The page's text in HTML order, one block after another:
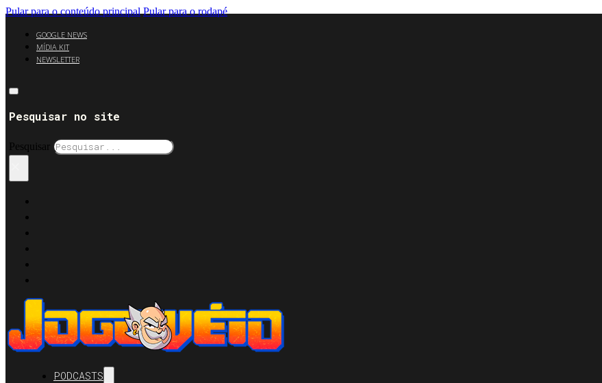
Pular para o conteúdo principal Pular para o rodapé
GOOGLE NEWS
MÍDIA KIT
NEWSLETTER
Pesquisar no site
Pesquisar
PODCASTS